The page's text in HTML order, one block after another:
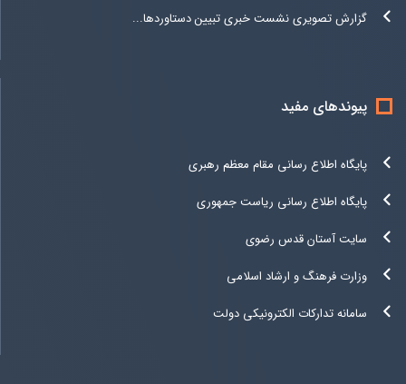
گزارش تصویری نشست خبری تبیین دستاوردها...
پیوندهای مفید
پایگاه اطلاع رسانی مقام معظم رهبری
پایگاه اطلاع رسانی ریاست جمهوری
سایت آستان قدس رضوی
وزارت فرهنگ و ارشاد اسلامی
سامانه تدارکات الکترونیکی دولت